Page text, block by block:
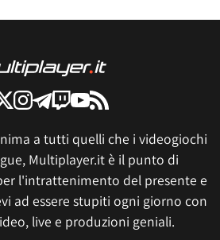
a tutti quelli che i videogiochi
Multiplayer.it è il punto di
l'intrattenimento del presente e
ad essere stupiti ogni giorno con
live e produzioni geniali.